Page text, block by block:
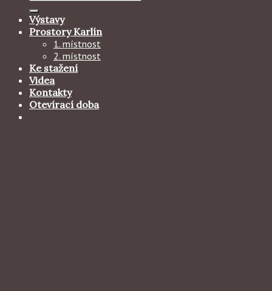
Výstavy
Prostory Karlín
1. místnost
2. místnost
Ke stažení
Videa
Kontakty
Otevírací doba